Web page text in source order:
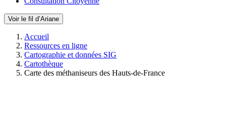
Voir le fil d’Ariane
Accueil
Ressources en ligne
Cartographie et données SIG
Cartothèque
Carte des méthaniseurs des Hauts-de-France